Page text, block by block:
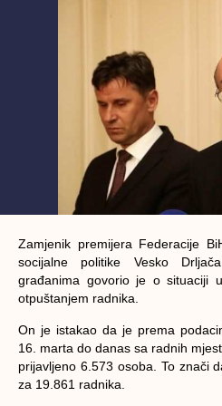
Zamjenik premijera Federacije
socijalne politike Vesko
građanima govorio je o situaciji
otpuštanjem radnika.
On je istakao da je prema
16. marta do danas sa radnih
prijavljeno 6.573 osoba. To znači
za 19.861 radnika.